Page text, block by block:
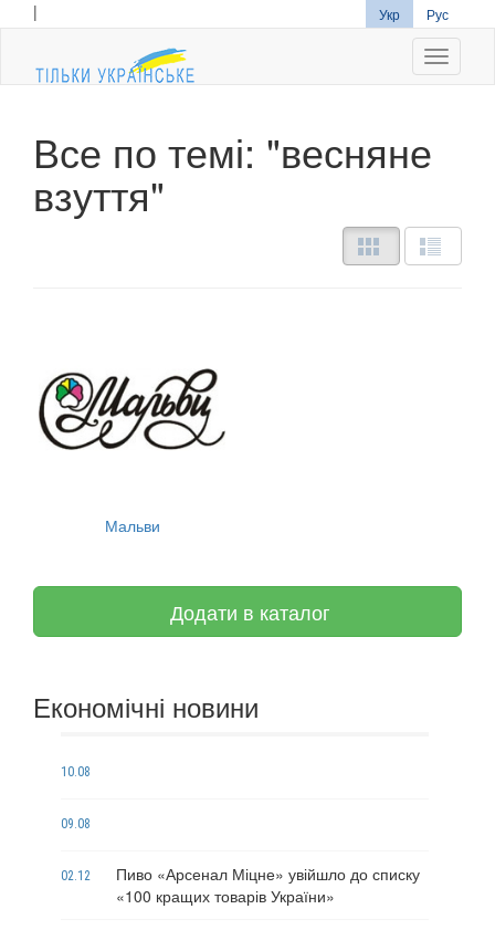
| Укр Рус
Все по темі: "весняне
взуття"
Мальви
Додати в каталог
Економічні новини
10.08
09.08
02.12
Пиво «Арсенал Міцне» увійшло до списку
«100 кращих товарів України»